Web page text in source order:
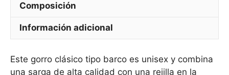
Composición
Información adicional
Este gorro clásico tipo barco es unisex y combina
una sarga de alta calidad con una rejilla en la